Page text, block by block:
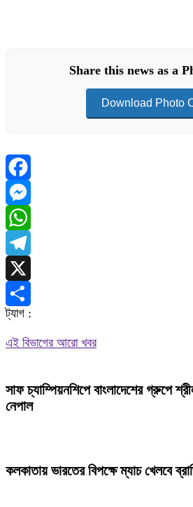
Share this news as a
Download Photo
Facebook
Messenger
WhatsApp
Telegram
X
Share
ট্যাগ :
এই বিভাগের আরো খবর
সাফ চ্যাম্পিয়নশিপে বাংলাদেশের গ্রুপে
নেপাল
কলকাতায় ভারতের বিপক্ষে ম্যাচ খেলবে